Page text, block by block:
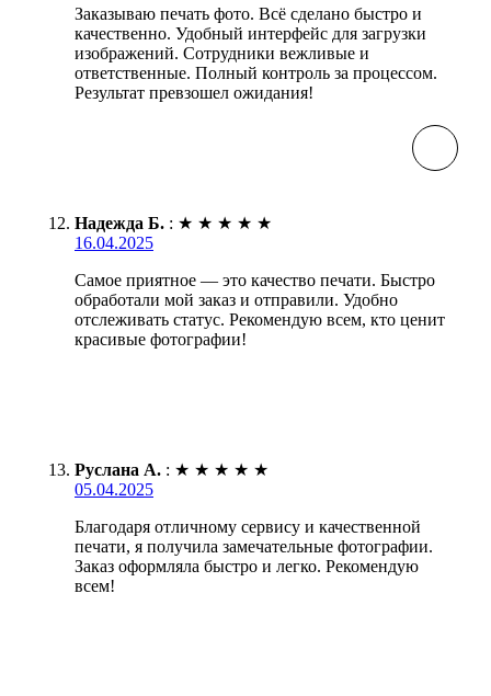
Заказываю печать фото. Всё сделано быстро и
качественно. Удобный интерфейс для загрузки
изображений. Сотрудники вежливые и
ответственные. Полный контроль за процессом.
Результат превзошел ожидания!
Надежда Б. : ★ ★ ★ ★ ★
16.04.2025
Самое приятное — это качество печати. Быстро
обработали мой заказ и отправили. Удобно
отслеживать статус. Рекомендую всем, кто ценит
красивые фотографии!
Руслана А. : ★ ★ ★ ★ ★
05.04.2025
Благодаря отличному сервису и качественной
печати, я получила замечательные фотографии.
Заказ оформляла быстро и легко. Рекомендую
всем!